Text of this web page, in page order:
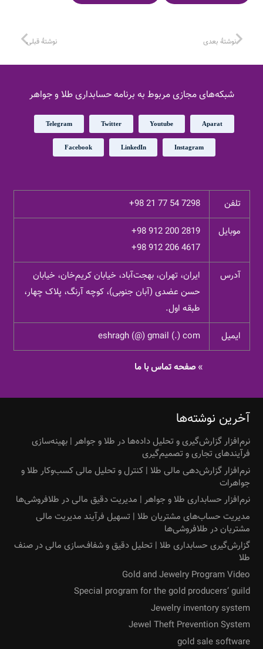
نوشتهٔ قبلی نوشتهٔ بعدی
شبکه‌های مجازی مربوط به برنامه حسابداری طلا و جواهر
Aparat
Youtube
Twitter
Telegram
Instagram
LinkedIn
Facebook
تلفن +98 21 77 54 7298
موبایل
+98 912 200 2819
+98 912 206 4617
آدرس
ایران، تهران، بهجت‌آباد، خیابان کریم‌خان، خیابان
حسن عضدی (آبان جنوبی)، کوچه آرنگ، پلاک چهار،
طبقه اول.
ایمیل eshragh (@) gmail (.) com
»صفحه تماس با ما
آخرین نوشته‌ها
نرم‌افزار گزارش‌گیری و تحلیل داده‌ها در طلا و جواهر | بهینه‌سازی
فرآیندهای تجاری و تصمیم‌گیری
نرم‌افزار گزارش‌دهی مالی طلا | کنترل و تحلیل مالی کسب‌وکار طلا و
جواهرات
نرم‌افزار حسابداری طلا و جواهر | مدیریت دقیق مالی در طلافروشی‌ها
مدیریت حساب‌های مشتریان طلا | تسهیل فرآیند مدیریت مالی
مشتریان در طلافروشی‌ها
گزارش‌گیری حسابداری طلا | تحلیل دقیق و شفاف‌سازی مالی در صنف
طلا
Gold and Jewelry Program Video
Special program for the gold producers’ guild
Jewelry inventory system
Jewel Theft Prevention System
gold sale software